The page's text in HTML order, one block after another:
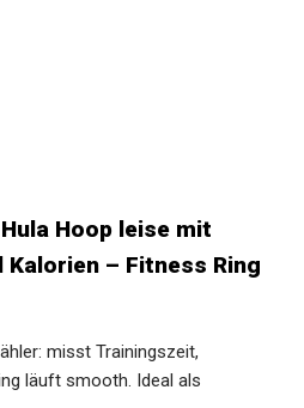
Hoop leise mit
– Fitness Ring
misst Trainingszeit,
läuft smooth. Ideal als